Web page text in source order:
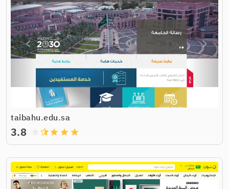
taibahu.edu.sa
grade
grade
grade
3.8